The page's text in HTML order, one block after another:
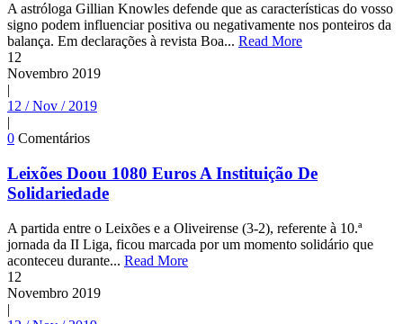
A astróloga Gillian Knowles defende que as características do vosso
signo podem influenciar positiva ou negativamente nos ponteiros da
balança. Em declarações à revista Boa... Read More
12
Novembro 2019
|
12 / Nov / 2019
|
0 Comentários
Leixões Doou 1080 Euros A Instituição De
Solidariedade
A partida entre o Leixões e a Oliveirense (3-2), referente à 10.ª
jornada da II Liga, ficou marcada por um momento solidário que
aconteceu durante... Read More
12
Novembro 2019
|